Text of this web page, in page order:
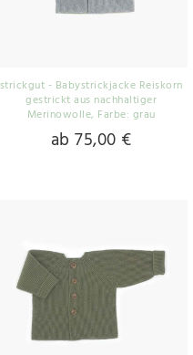
strickgut - Babystrickjacke Reiskorn
gestrickt aus nachhaltiger
Merinowolle, Farbe: grau
ab 75,00 €